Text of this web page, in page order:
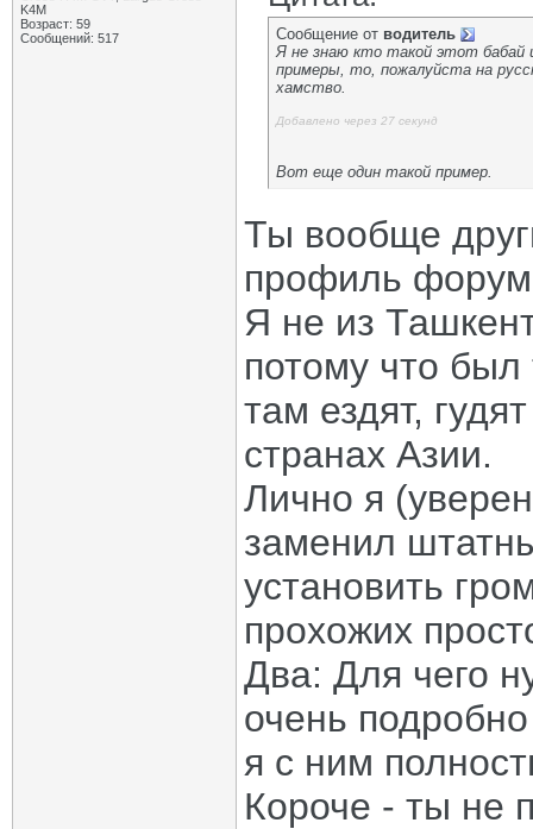
K4M
Возраст: 59
Сообщений: 517
Сообщение от водитель
Я не знаю кто такой этот бабай
примеры, то, пожалуйста на
хамство.
Добавлено через 27 секунд
Вот еще один такой пример.
Ты вообще
профиль
Я не из
потому что
там ездят,
странах Азии.
Лично я
заменил
установить
прохожих
Два: Для чего
очень
я с ним
Короче - ты не